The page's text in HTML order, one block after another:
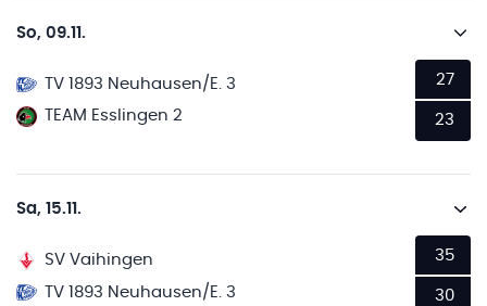
So, 09.11.
TV 1893 Neuhausen/E. 3
TEAM Esslingen 2
27
23
Sa, 15.11.
SV Vaihingen
TV 1893 Neuhausen/E. 3
35
30